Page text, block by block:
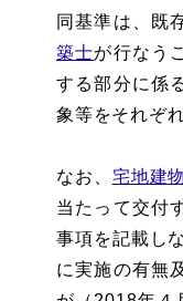
同基準は、既
築士が行なう
する部分に係
象等をそれぞ
なお、 宅地建
当たって交付
事項を記載し
に実施の有無